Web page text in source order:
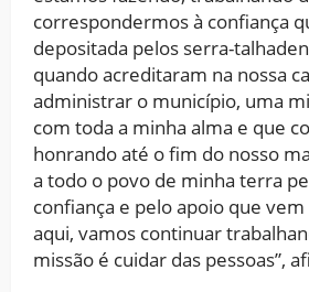
correspondermos à confiança
depositada pelos serra-
quando acreditaram na nossa
administrar o município, uma
com toda a minha alma e que
honrando até o fim do nosso
a todo o povo de minha terra
confiança e pelo apoio que
aqui, vamos continuar
missão é cuidar das pessoas”,